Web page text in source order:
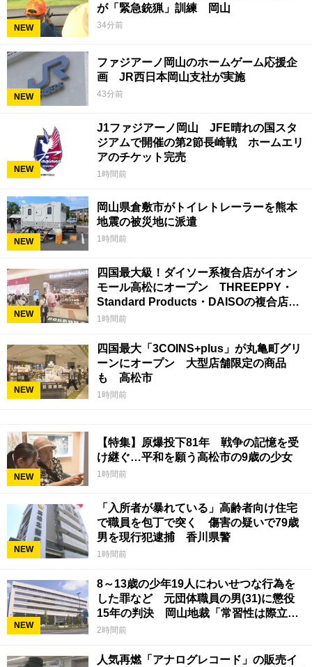
NEW
が「緊急銃猟」訓練 岡山
34分前
NEW
ファジアーノ岡山のホームゲーム応援企
画 JR西日本岡山支社が実施
43分前
NEW
J1ファジアーノ岡山 JFE晴れの国スタ
ジアムで開催の第2節長崎戦 ホームエリ
アのチケット完売
1時間前
NEW
岡山県倉敷市がトイレトレーラーを熊本
地震の被災地に派遣
1時間前
NEW
四国最大級！ダイソー系複合店がイオン
モール高松にオープン THREEPPY・
Standard Products・DAISOの複合店は
香川県初
1時間前
NEW
四国最大「3COINS+plus」が丸亀町グリ
ーンにオープン 大型店舗限定の商品
も 高松市
1時間前
NEW
【特集】原爆投下81年 戦争の記憶を受
け継ぐ…平和を願う高松市の9歳の少女
1時間前
NEW
「入所者が暴れている」高齢者向け住宅
で職員を包丁で突く 傷害の疑いで79歳
男を現行犯逮捕 香川県警
1時間前
NEW
8～13歳の少年19人にわいせつな行為を
した罪など 元団体職員の男(31)に懲役
15年の判決 岡山地裁「常習性は際立っ
ていて被害結果も非常に重い」
2時間前
人気再燃「アナログレコード」の販売イ